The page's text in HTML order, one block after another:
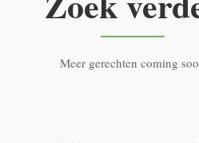
Meer gerechten coming